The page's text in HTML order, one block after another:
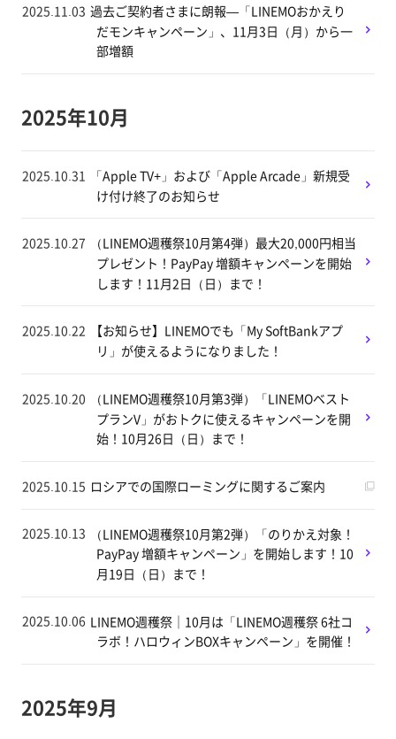
2025.11.03 過去ご契約者さまに朗報—「LINEMOおかえり
だモンキャンペーン」、11月3日（月）から一
部増額
2025年10月
2025.10.31
「Apple TV+」および「Apple Arcade」新規受
け付け終了のお知らせ
2025.10.27
（LINEMO週穫祭10月第4弾）最大20,000円相当
プレゼント！PayPay 増額キャンペーンを開始
します！11月2日（日）まで！
2025.10.22
【お知らせ】LINEMOでも「My SoftBankアプ
リ」が使えるようになりました！
2025.10.20
（LINEMO週穫祭10月第3弾）「LINEMOベスト
プランV」がおトクに使えるキャンペーンを開
始！10月26日（日）まで！
2025.10.15 ロシアでの国際ローミングに関するご案内
2025.10.13
（LINEMO週穫祭10月第2弾）「のりかえ対象！
PayPay 増額キャンペーン」を開始します！10
月19日（日）まで！
2025.10.06 LINEMO週穫祭｜10月は「LINEMO週穫祭 6社コ
ラボ！ハロウィンBOXキャンペーン」を開催！
2025年9月